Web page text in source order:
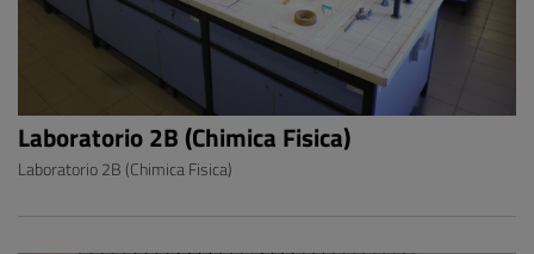
Laboratorio 2B (Chimica Fisica)
Laboratorio 2B (Chimica Fisica)